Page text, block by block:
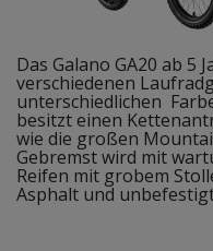
Das Galano GA20 ab 5
verschiedenen
unterschiedlichen
besitzt einen
wie die großen
Gebremst wird mit
Reifen mit grobem
Asphalt und